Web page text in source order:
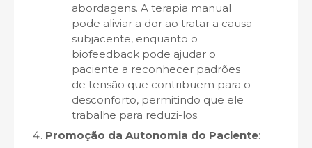
abordagens. A terapia manual
pode aliviar a dor ao tratar a causa
subjacente, enquanto o
biofeedback pode ajudar o
paciente a reconhecer padrões
de tensão que contribuem para o
desconforto, permitindo que ele
trabalhe para reduzi-los.
Promoção da Autonomia do Paciente: